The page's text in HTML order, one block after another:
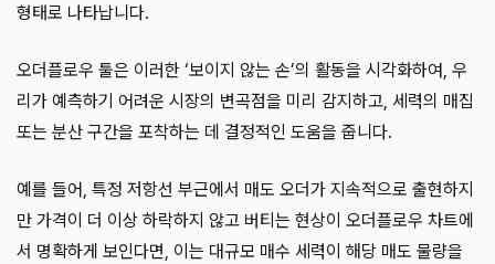
형태로 나타납니다.
오더플로우 툴은 이러한 ‘보이지 않는 손’의 활동을 시각화하여, 우
리가 예측하기 어려운 시장의 변곡점을 미리 감지하고, 세력의 매집
또는 분산 구간을 포착하는 데 결정적인 도움을 줍니다.
예를 들어, 특정 저항선 부근에서 매도 오더가 지속적으로 출현하지
만 가격이 더 이상 하락하지 않고 버티는 현상이 오더플로우 차트에
서 명확하게 보인다면, 이는 대규모 매수 세력이 해당 매도 물량을